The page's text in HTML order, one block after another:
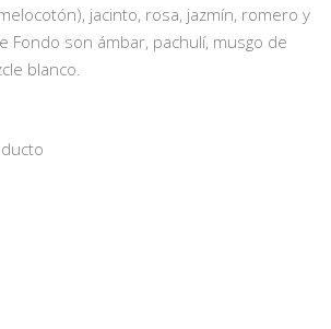
jacinto, rosa, jazmín, romero y
Fondo son ámbar, pachulí, musgo de
blanco.